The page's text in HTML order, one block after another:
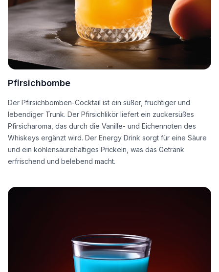
Pfirsichbombe
Der Pfirsichbomben-Cocktail ist ein süßer, fruchtiger und
lebendiger Trunk. Der Pfirsichlikör liefert ein zuckersüßes
Pfirsicharoma, das durch die Vanille- und Eichennoten des
Whiskeys ergänzt wird. Der Energy Drink sorgt für eine Säure
und ein kohlensäurehaltiges Prickeln, was das Getränk
erfrischend und belebend macht.